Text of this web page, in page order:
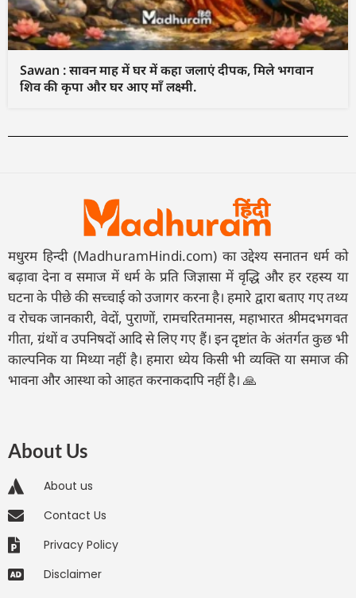
Sawan : सावन माह में घर में कहा जलाएं दीपक, मिले भगवान
शिव की कृपा और घर आए माँ लक्ष्मी.
मधुरम हिन्दी (MadhuramHindi.com) का उद्देश्य सनातन धर्म को
बढ़ावा देना व समाज में धर्म के प्रति जिज्ञासा में वृद्धि और हर रहस्य या
घटना के पीछे की सच्चाई को उजागर करना है। हमारे द्वारा बताए गए तथ्य
व रोचक जानकारी, वेदों, पुराणों, रामचरितमानस, महाभारत श्रीमदभगवत
गीता, ग्रंथों व उपनिषदों आदि से लिए गए हैं। इन दृष्टांत के अंतर्गत कुछ भी
काल्पनिक या मिथ्या नहीं है। हमारा ध्येय किसी भी व्यक्ति या समाज की
भावना और आस्था को आहत करनाकदापि नहीं है। 🙏
About Us
About us
Contact Us
Privacy Policy
Disclaimer